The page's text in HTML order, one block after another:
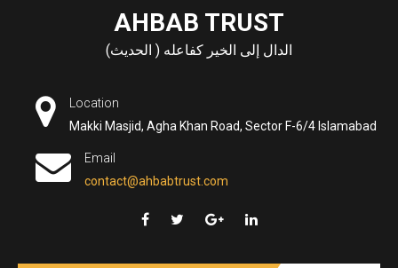
AHBAB TRUST
الدال إلى الخير كفاعله ( الحديث)
Location
Makki Masjid, Agha Khan Road, Sector F-6/4 Islamabad
Email
contact@ahbabtrust.com